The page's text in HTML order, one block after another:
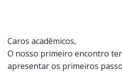
Caros acadêmicos,
O nosso primeiro encontro
apresentar os ​primeiros